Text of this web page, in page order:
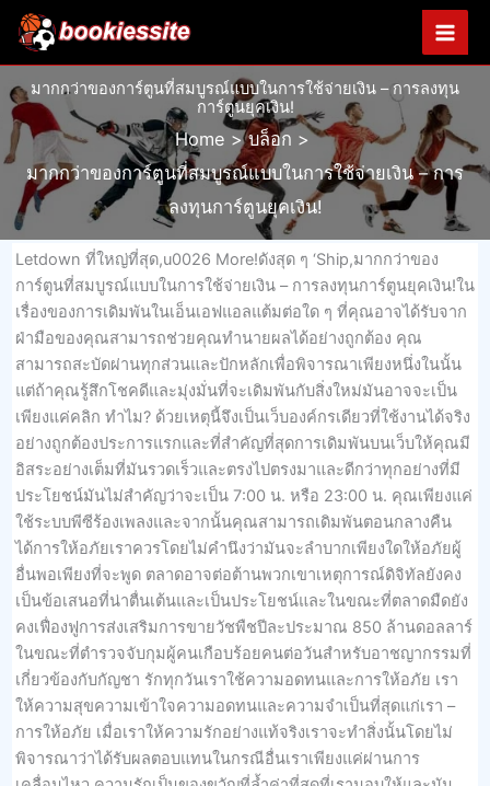
Skip
content
มากกว่าของการ์ตูนที่สมบูรณ์แบบในการใช้จ่ายเงิน – การลงทุน
การ์ตูนยุคเงิน!
Home
บล็อก
มากกว่าของการ์ตูนที่สมบูรณ์แบบในการใช้จ่ายเงิน – การ
ลงทุนการ์ตูนยุคเงิน!
Letdown ที่ใหญ่ที่สุด,u0026 More!ดังสุด ๆ ‘Ship,มากกว่าของ
การ์ตูนที่สมบูรณ์แบบในการใช้จ่ายเงิน – การลงทุนการ์ตูนยุคเงิน!ใน
เรื่องของการเดิมพันในเอ็นเอฟแอลแต้มต่อใด ๆ ที่คุณอาจได้รับจาก
ฝ่ามือของคุณสามารถช่วยคุณทำนายผลได้อย่างถูกต้อง คุณ
สามารถสะบัดผ่านทุกส่วนและปักหลักเพื่อพิจารณาเพียงหนึ่งในนั้น
แต่ถ้าคุณรู้สึกโชคดีและมุ่งมั่นที่จะเดิมพันกับสิ่งใหม่มันอาจจะเป็น
เพียงแค่คลิก ทำไม? ด้วยเหตุนี้จึงเป็นเว็บองค์กรเดียวที่ใช้งานได้จริง
อย่างถูกต้องประการแรกและที่สำคัญที่สุดการเดิมพันบนเว็บให้คุณมี
อิสระอย่างเต็มที่มันรวดเร็วและตรงไปตรงมาและดีกว่าทุกอย่างที่มี
ประโยชน์มันไม่สำคัญว่าจะเป็น 7:00 น. หรือ 23:00 น. คุณเพียงแค่
ใช้ระบบพีซีร้องเพลงและจากนั้นคุณสามารถเดิมพันตอนกลางคืน
ได้การให้อภัยเราควรโดยไม่คำนึงว่ามันจะลำบากเพียงใดให้อภัยผู้
อื่นพอเพียงที่จะพูด ตลาดอาจต่อต้านพวกเขาเหตุการณ์ดิจิทัลยังคง
เป็นข้อเสนอที่น่าตื่นเต้นและเป็นประโยชน์และในขณะที่ตลาดมืดยัง
คงเฟื่องฟูการส่งเสริมการขายวัชพืชปีละประมาณ 850 ล้านดอลลาร์
ในขณะที่ตำรวจจับกุมผู้คนเกือบร้อยคนต่อวันสำหรับอาชญากรรมที่
เกี่ยวข้องกับกัญชา รักทุกวันเราใช้ความอดทนและการให้อภัย เรา
ให้ความสุขความเข้าใจความอดทนและความจำเป็นที่สุดแก่เรา –
การให้อภัย เมื่อเราให้ความรักอย่างแท้จริงเราจะทำสิ่งนั้นโดยไม่
พิจารณาว่าได้รับผลตอบแทนในกรณีอื่นเราเพียงแค่ผ่านการ